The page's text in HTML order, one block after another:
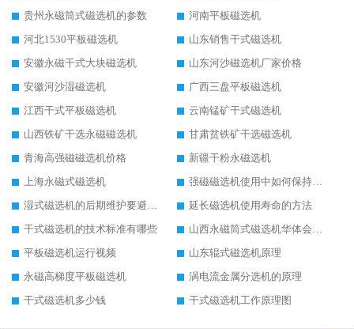
贵州永磁筒式磁选机的参数
河南平板磁选机
河北1530平板磁选机
山东销售干式磁选机
安徽永磁干式大块磁选机
山东河沙磁选机厂家价格
安徽河沙湿磁选机
广西三盘平板磁选机
江西干式平板磁选机
云南锰矿干式磁选机
山西铁矿干选永磁磁选机
甘肃贫铁矿干选磁选机
青海高强磁磁选机价格
新疆干粉永磁选机
上海永磁式磁选机
强磁磁选机使用中如何保持其顺畅运行
湿式磁选机的后期维护要避开哪些坑
延长磁选机使用寿命的方法
干式磁选机的技术标准有哪些
山西永磁筒式磁选机华体会手机网页版-华体会(中国)
平板磁选机运行视频
山东辊式磁选机原理
永磁高梯度平板磁选机
涡电流金属分选机的原理
干式磁选机多少钱
干式磁选机工作原理图